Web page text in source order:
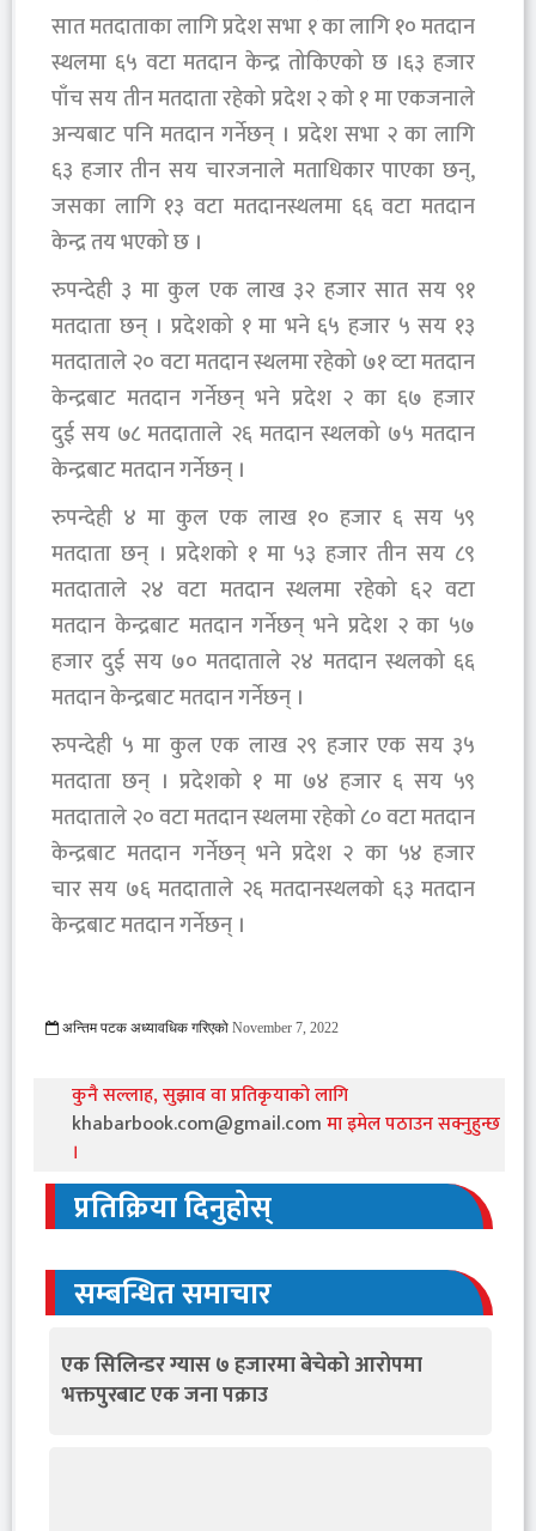
सात मतदाताका लागि प्रदेश सभा १ का लागि १० मतदान
स्थलमा ६५ वटा मतदान केन्द्र तोकिएको छ ।६३ हजार
पाँच सय तीन मतदाता रहेको प्रदेश २ को १ मा एकजनाले
अन्यबाट पनि मतदान गर्नेछन् । प्रदेश सभा २ का लागि
६३ हजार तीन सय चारजनाले मताधिकार पाएका छन्,
जसका लागि १३ वटा मतदानस्थलमा ६६ वटा मतदान
केन्द्र तय भएको छ ।
रुपन्देही ३ मा कुल एक लाख ३२ हजार सात सय ९१
मतदाता छन् । प्रदेशको १ मा भने ६५ हजार ५ सय १३
मतदाताले २० वटा मतदान स्थलमा रहेको ७१ व्टा मतदान
केन्द्रबाट मतदान गर्नेछन् भने प्रदेश २ का ६७ हजार
दुई सय ७८ मतदाताले २६ मतदान स्थलको ७५ मतदान
केन्द्रबाट मतदान गर्नेछन् ।
रुपन्देही ४ मा कुल एक लाख १० हजार ६ सय ५९
मतदाता छन् । प्रदेशको १ मा ५३ हजार तीन सय ८९
मतदाताले २४ वटा मतदान स्थलमा रहेको ६२ वटा
मतदान केन्द्रबाट मतदान गर्नेछन् भने प्रदेश २ का ५७
हजार दुई सय ७० मतदाताले २४ मतदान स्थलको ६६
मतदान केन्द्रबाट मतदान गर्नेछन् ।
रुपन्देही ५ मा कुल एक लाख २९ हजार एक सय ३५
मतदाता छन् । प्रदेशको १ मा ७४ हजार ६ सय ५९
मतदाताले २० वटा मतदान स्थलमा रहेको ८० वटा मतदान
केन्द्रबाट मतदान गर्नेछन् भने प्रदेश २ का ५४ हजार
चार सय ७६ मतदाताले २६ मतदानस्थलको ६३ मतदान
केन्द्रबाट मतदान गर्नेछन् ।
अन्तिम पटक अध्यावधिक गरिएको November 7, 2022
कुनै सल्लाह, सुझाव वा प्रतिकृयाको लागि
khabarbook.com@gmail.comमा इमेल पठाउन सक्नुहुन्छ
।
प्रतिक्रिया दिनुहोस्
सम्बन्धित समाचार
एक सिलिन्डर ग्यास ७ हजारमा बेचेको आरोपमा
भक्तपुरबाट एक जना पक्राउ